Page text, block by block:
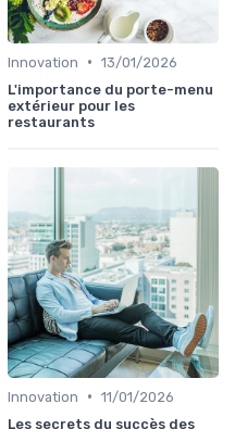
Innovation • 13/01/2026
L'importance du porte-menu
extérieur pour les
restaurants
Innovation • 11/01/2026
Les secrets du succès des